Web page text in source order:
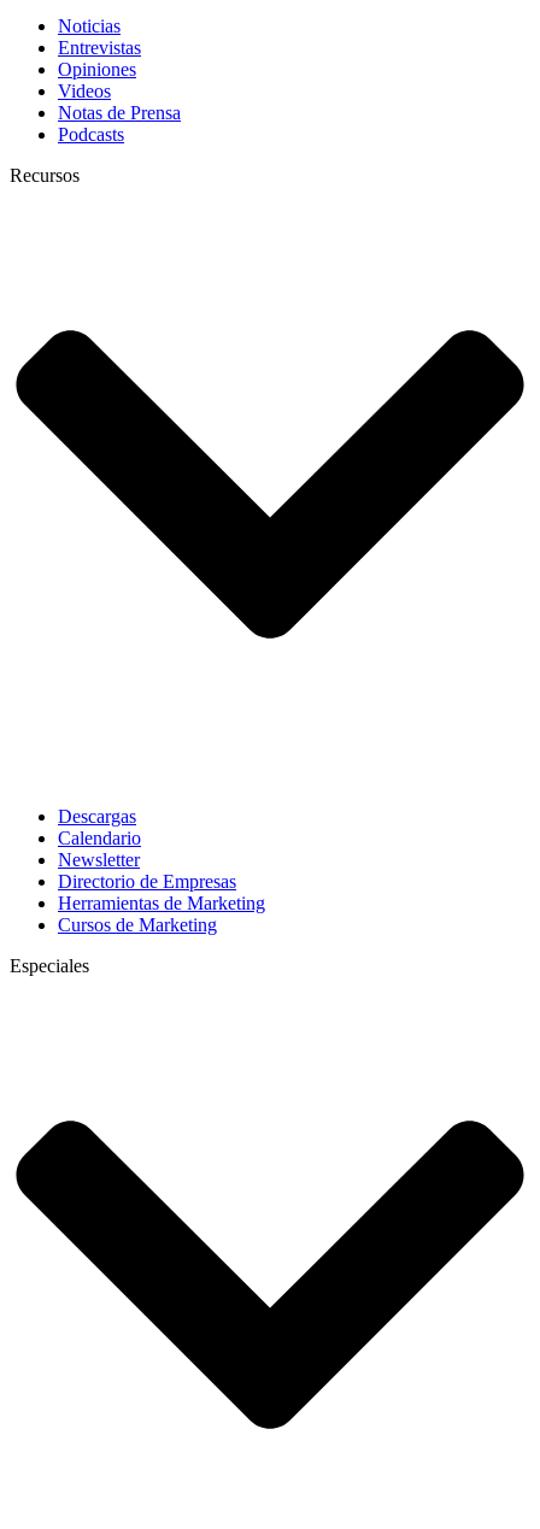
Noticias
Entrevistas
Opiniones
Videos
Notas de Prensa
Podcasts
Recursos
Descargas
Calendario
Newsletter
Directorio de Empresas
Herramientas de Marketing
Cursos de Marketing
Especiales